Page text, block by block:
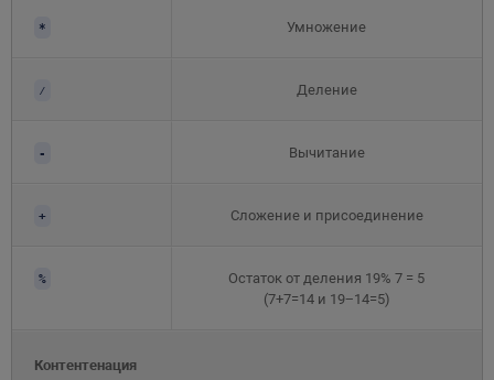
* Умножение
⁄ Деление
- Вычитание
+ Сложение и присоединение
%
Остаток от деления 19% 7 = 5
(7+7=14 и 19−14=5)
Контентенация